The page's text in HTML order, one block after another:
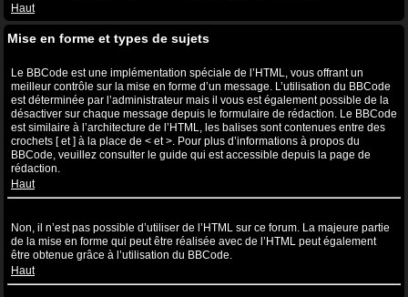
Haut
Mise en forme et types de sujets
Le BBCode est une implémentation spéciale de l’HTML, vous offrant un
meilleur contrôle sur la mise en forme d’un message. L’utilisation du BBCode
est déterminée par l’administrateur mais il vous est également possible de la
désactiver sur chaque message depuis le formulaire de rédaction. Le BBCode
est similaire à l’architecture de l’HTML, les balises sont contenues entre des
crochets [ et ] à la place de < et >. Pour plus d’informations à propos du
BBCode, veuillez consulter le guide qui est accessible depuis la page de
rédaction.
Haut
Non, il n’est pas possible d’utiliser de l’HTML sur ce forum. La majeure partie
de la mise en forme qui peut être réalisée avec de l’HTML peut également
être obtenue grâce à l’utilisation du BBCode.
Haut